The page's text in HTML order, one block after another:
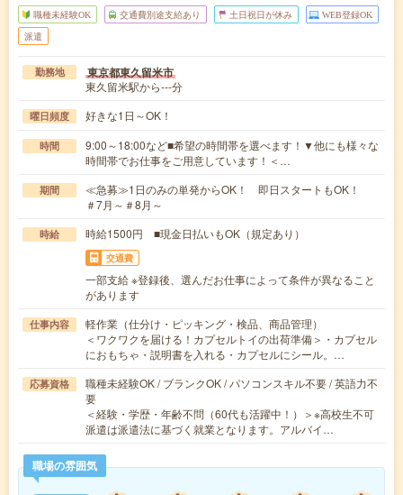
職種未経験OK 交通費別途支給あり 土日祝日が休み WEB登録OK
派遣
勤務地 東京都東久留米市
東久留米駅から---分
曜日頻度 好きな1日～OK！
時間
9:00～18:00など■希望の時間帯を選べます！▼他にも様々な
時間帯でお仕事をご用意しています！＜…
期間
≪急募≫1日のみの単発からOK！ 即日スタートもOK！
＃7月～＃8月～
時給 時給1500円 ■現金日払いもOK（規定あり）
交通費
一部支給 ※登録後、選んだお仕事によって条件が異なること
があります
仕事内容
軽作業（仕分け・ピッキング・検品、商品管理）
＜ワクワクを届ける！カプセルトイの出荷準備＞・カプセル
におもちゃ・説明書を入れる・カプセルにシール。…
応募資格
職種未経験OK / ブランクOK / パソコンスキル不要 / 英語力不
要
＜経験・学歴・年齢不問（60代も活躍中！）＞※高校生不可
派遣は派遣法に基づく就業となります。アルバイ…
職場の雰囲気